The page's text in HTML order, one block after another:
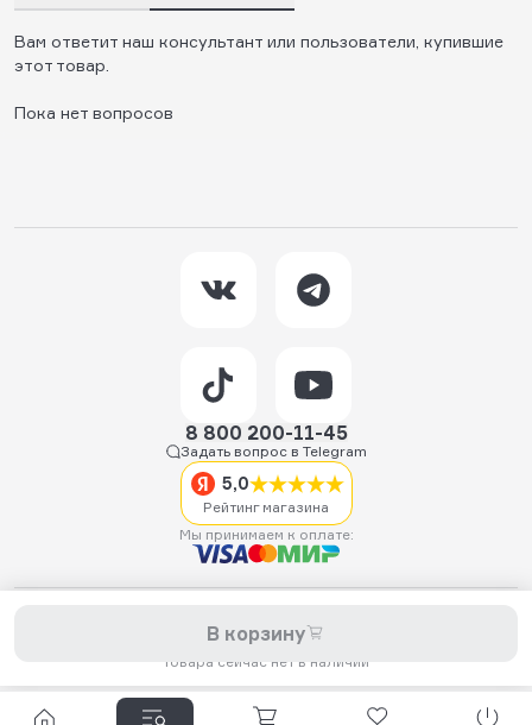
В корзину
Товара сейчас нет в наличии
Вам ответит наш консультант или пользователи, купившие
этот товар.
Пока нет вопросов
8 800 200-11-45
Задать вопрос в Telegram
5,0
Рейтинг магазина
Мы принимаем к оплате:
самокатов, запчастей для самокатов, аксессуаров, экипировки,
одежды и обуви.